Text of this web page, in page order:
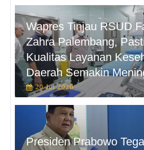
Wapres Tinjau RSUD
Zahra Palembang,
Kualitas Layanan
Daerah Semakin
20 Jul 2026
Presiden Prabowo